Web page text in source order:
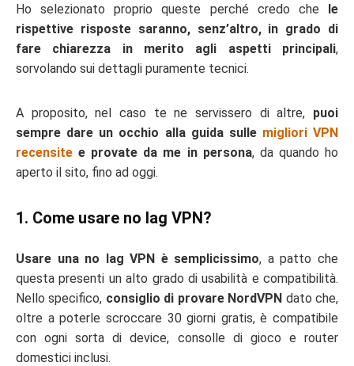
Ho selezionato proprio queste perché credo che le
rispettive risposte saranno, senz’altro, in grado di
fare chiarezza in merito agli aspetti principali,
sorvolando sui dettagli puramente tecnici.
A proposito, nel caso te ne servissero di altre, puoi
sempre dare un occhio alla guida sulle migliori VPN
recensite e provate da me in persona, da quando ho
aperto il sito, fino ad oggi.
1. Come usare no lag VPN?
Usare una no lag VPN è semplicissimo, a patto che
questa presenti un alto grado di usabilità e compatibilità.
Nello specifico, consiglio di provare NordVPN dato che,
oltre a poterle scroccare 30 giorni gratis, è compatibile
con ogni sorta di device, consolle di gioco e router
domestici inclusi.